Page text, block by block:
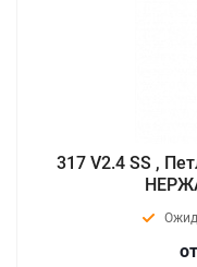
317 V2.4 SS ,